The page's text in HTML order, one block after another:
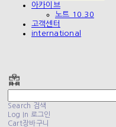
아카이브
노트 10.30
고객센터
international
Search 검색
Log In 로그인
Cart장바구니